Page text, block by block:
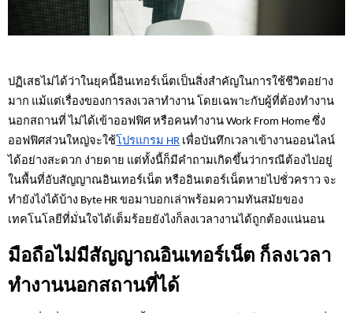
ปฏิเสธไม่ได้ว่าในยุคนี้อินเทอร์เน็ตเป็นสิ่งสำคัญในการใช้ชีวิตอย่าง
มาก แม้แต่เรื่องของการลงเวลาทำงาน โดยเฉพาะกับผู้ที่ต้องทำงาน
นอกสถานที่ ไม่ได้เข้าออฟฟิศ หรือคนทำงาน Work From Home ซึ่ง
ออฟฟิศส่วนใหญ่จะใช้ โปรแกรม HR เพื่อบันทึกเวลาเข้างานออนไลน์
ได้อย่างสะดวก ง่ายดาย แต่ทั้งนี้ก็มีคำถามเกิดขึ้นว่ากรณีต้องไปอยู่
ในพื้นที่อับสัญญาณอินเทอร์เน็ต หรืออินเตอร์เน็ตหายไปชั่วคราว จะ
ทำยังไงได้บ้าง Byte HR ขอมาบอกเล่าพร้อมความทันสมัยของ
เทคโนโลยีที่มั่นใจได้เต็มร้อยยังไงก็ลงเวลางานได้ถูกต้องแน่นอน
มือถือไม่มีสัญญาณอินเทอร์เน็ต ก็ลงเวลา
ทำงานนอกสถานที่ได้